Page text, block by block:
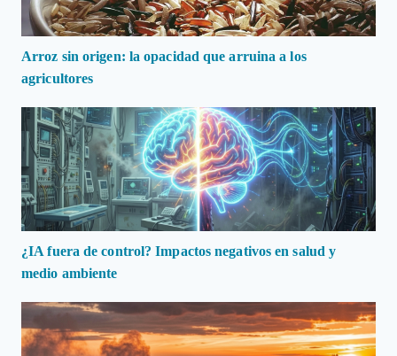
Arroz sin origen: la opacidad que arruina a los
agricultores
¿IA fuera de control? Impactos negativos en salud y
medio ambiente